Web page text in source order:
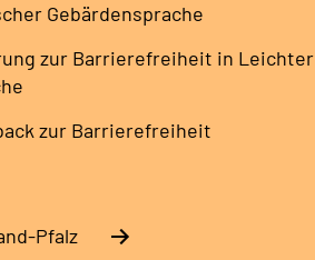
Gebärdensprache
zur Barrierefreiheit in Leichter
zur Barrierefreiheit
Pfalz